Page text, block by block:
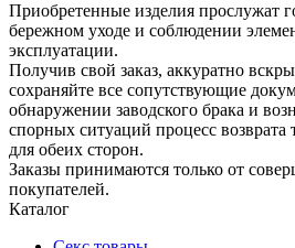
Приобретенные изделия прослужат
бережном уходе и соблюдении
эксплуатации.
Получив свой заказ, аккуратно
сохраняйте все сопутствующие
обнаружении заводского брака и
спорных ситуаций процесс возврата
для обеих сторон.
Заказы принимаются только от
покупателей.
Каталог